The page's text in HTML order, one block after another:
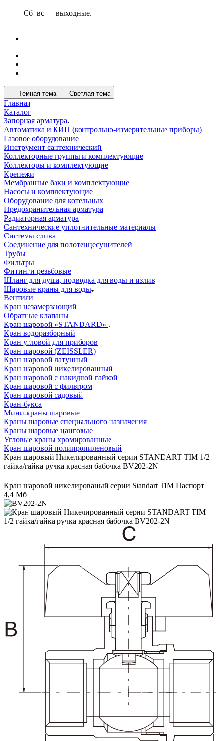
Сб–вс — выходные.
Темная тема Светлая тема
Главная
Каталог
Запорная арматура
Автоматика и КИП (контрольно-измерительные приборы)
Газовое оборудование
Инструмент сантехнический
Коллекторные группы и комплектующие
Коллекторы и комплектующие
Крепежи
Мембранные баки и комплектующие
Насосы и комплектующие
Оборудование для котельных
Предохранительная арматура
Радиаторная арматура
Сантехнические уплотнительные материалы
Системы слива
Соединение для полотенцесушителей
Трубы
Фильтры
Фитинги резьбовые
Шланг для душа, подводка для воды и излив
Шаровые краны для воды
Вентили
Кран незамерзающий
Обратные клапаны
Кран шаровой «STANDARD»
Кран водоразборный
Кран угловой для приборов
Кран шаровой (ZEISSLER)
Кран шаровой латунный
Кран шаровой никелированный
Кран шаровой с накидной гайкой
Кран шаровой с фильтром
Кран шаровой садовый
Кран-букса
Мини-краны шаровые
Краны шаровые специального назначения
Краны шаровые цанговые
Угловые краны хромированные
Кран шаровой полипропиленовый
Кран шаровый Никелированный серии STANDART TIM 1/2
гайка/гайка ручка красная бабочка BV202-2N
Кран шаровой никелированый серии Standart TIM Паспорт
4,4 Мб